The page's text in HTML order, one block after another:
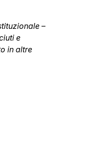
–
e
in altre